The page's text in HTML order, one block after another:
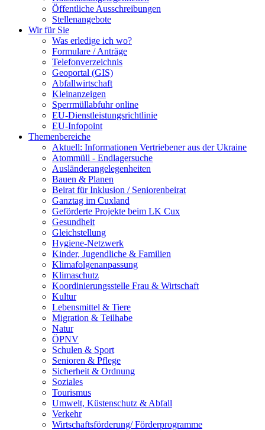
Öffentliche Ausschreibungen
Stellenangebote
Wir für Sie
Was erledige ich wo?
Formulare / Anträge
Telefonverzeichnis
Geoportal (GIS)
Abfallwirtschaft
Kleinanzeigen
Sperrmüllabfuhr online
EU-Dienstleistungsrichtlinie
EU-Infopoint
Themenbereiche
Aktuell: Informationen Vertriebener aus der Ukraine
Atommüll - Endlagersuche
Ausländerangelegenheiten
Bauen & Planen
Beirat für Inklusion / Seniorenbeirat
Ganztag im Cuxland
Geförderte Projekte beim LK Cux
Gesundheit
Gleichstellung
Hygiene-Netzwerk
Kinder, Jugendliche & Familien
Klimafolgenanpassung
Klimaschutz
Koordinierungsstelle Frau & Wirtschaft
Kultur
Lebensmittel & Tiere
Migration & Teilhabe
Natur
ÖPNV
Schulen & Sport
Senioren & Pflege
Sicherheit & Ordnung
Soziales
Tourismus
Umwelt, Küstenschutz & Abfall
Verkehr
Wirtschaftsförderung/ Förderprogramme